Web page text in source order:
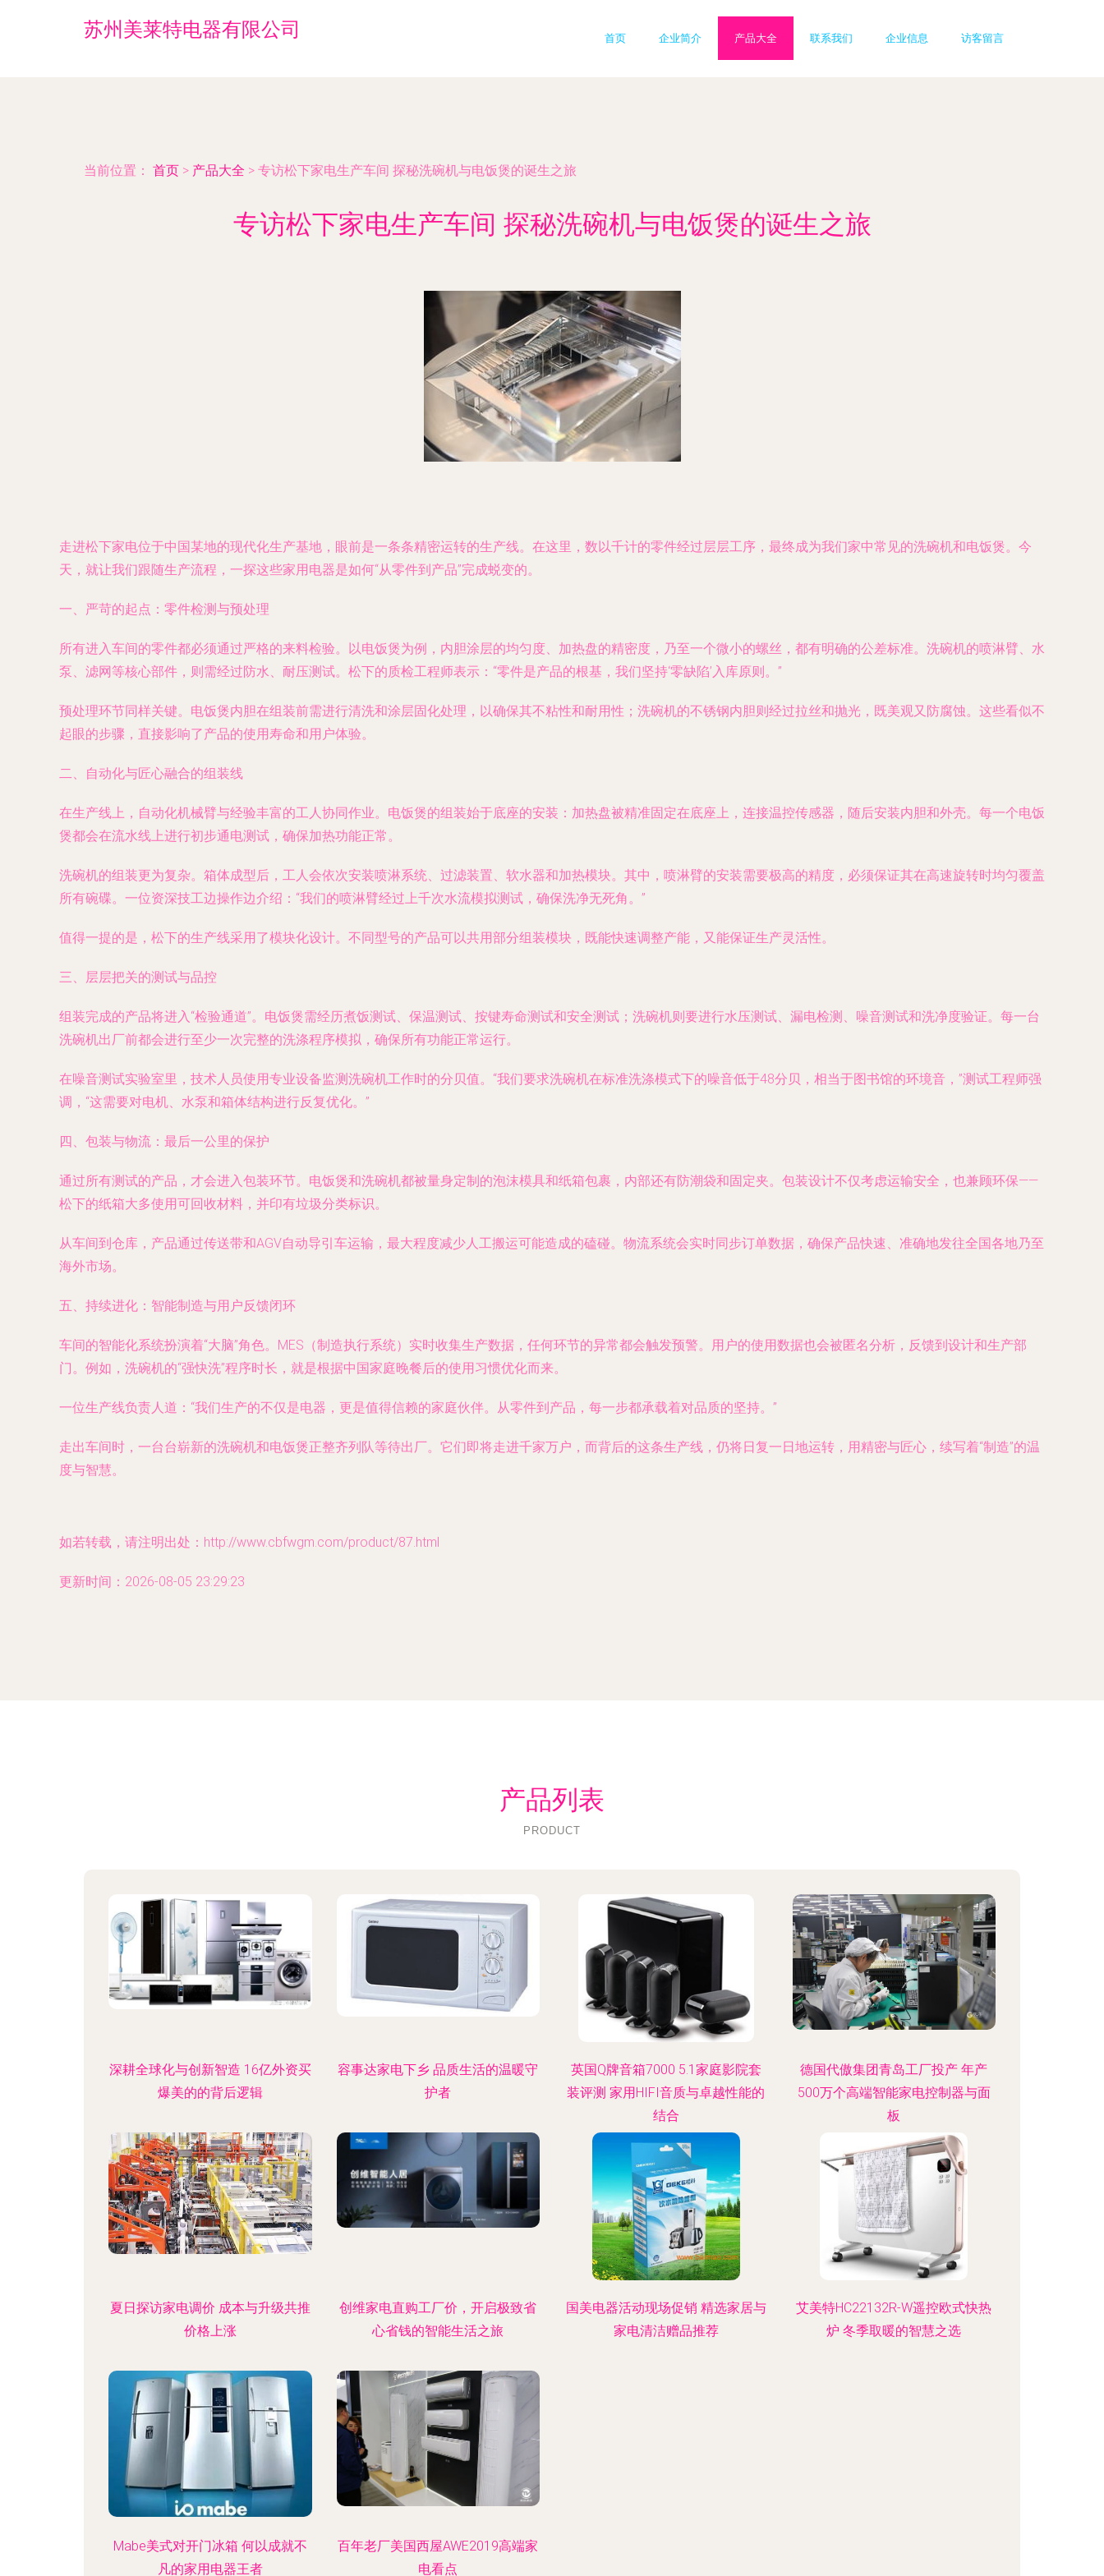
苏州美莱特电器有限公司 首页 企业简介 产品大全 联系我们 企业信息 访客留言
当前位置： 首页 > 产品大全 > 专访松下家电生产车间 探秘洗碗机与电饭煲的诞生之旅
专访松下家电生产车间 探秘洗碗机与电饭煲的诞生之旅
走进松下家电位于中国某地的现代化生产基地，眼前是一条条精密运转的生产线。在这里，数以千计的零件经过层层工序，最终成为我们家中常见的洗碗机和电饭煲。今
天，就让我们跟随生产流程，一探这些家用电器是如何“从零件到产品”完成蜕变的。
一、严苛的起点：零件检测与预处理
所有进入车间的零件都必须通过严格的来料检验。以电饭煲为例，内胆涂层的均匀度、加热盘的精密度，乃至一个微小的螺丝，都有明确的公差标准。洗碗机的喷淋臂、水
泵、滤网等核心部件，则需经过防水、耐压测试。松下的质检工程师表示：“零件是产品的根基，我们坚持‘零缺陷’入库原则。”
预处理环节同样关键。电饭煲内胆在组装前需进行清洗和涂层固化处理，以确保其不粘性和耐用性；洗碗机的不锈钢内胆则经过拉丝和抛光，既美观又防腐蚀。这些看似不
起眼的步骤，直接影响了产品的使用寿命和用户体验。
二、自动化与匠心融合的组装线
在生产线上，自动化机械臂与经验丰富的工人协同作业。电饭煲的组装始于底座的安装：加热盘被精准固定在底座上，连接温控传感器，随后安装内胆和外壳。每一个电饭
煲都会在流水线上进行初步通电测试，确保加热功能正常。
洗碗机的组装更为复杂。箱体成型后，工人会依次安装喷淋系统、过滤装置、软水器和加热模块。其中，喷淋臂的安装需要极高的精度，必须保证其在高速旋转时均匀覆盖
所有碗碟。一位资深技工边操作边介绍：“我们的喷淋臂经过上千次水流模拟测试，确保洗净无死角。”
值得一提的是，松下的生产线采用了模块化设计。不同型号的产品可以共用部分组装模块，既能快速调整产能，又能保证生产灵活性。
三、层层把关的测试与品控
组装完成的产品将进入“检验通道”。电饭煲需经历煮饭测试、保温测试、按键寿命测试和安全测试；洗碗机则要进行水压测试、漏电检测、噪音测试和洗净度验证。每一台
洗碗机出厂前都会进行至少一次完整的洗涤程序模拟，确保所有功能正常运行。
在噪音测试实验室里，技术人员使用专业设备监测洗碗机工作时的分贝值。“我们要求洗碗机在标准洗涤模式下的噪音低于48分贝，相当于图书馆的环境音，”测试工程师强
调，“这需要对电机、水泵和箱体结构进行反复优化。”
四、包装与物流：最后一公里的保护
通过所有测试的产品，才会进入包装环节。电饭煲和洗碗机都被量身定制的泡沫模具和纸箱包裹，内部还有防潮袋和固定夹。包装设计不仅考虑运输安全，也兼顾环保——
松下的纸箱大多使用可回收材料，并印有垃圾分类标识。
从车间到仓库，产品通过传送带和AGV自动导引车运输，最大程度减少人工搬运可能造成的磕碰。物流系统会实时同步订单数据，确保产品快速、准确地发往全国各地乃至
海外市场。
五、持续进化：智能制造与用户反馈闭环
车间的智能化系统扮演着“大脑”角色。MES（制造执行系统）实时收集生产数据，任何环节的异常都会触发预警。用户的使用数据也会被匿名分析，反馈到设计和生产部
门。例如，洗碗机的“强快洗”程序时长，就是根据中国家庭晚餐后的使用习惯优化而来。
一位生产线负责人道：“我们生产的不仅是电器，更是值得信赖的家庭伙伴。从零件到产品，每一步都承载着对品质的坚持。”
走出车间时，一台台崭新的洗碗机和电饭煲正整齐列队等待出厂。它们即将走进千家万户，而背后的这条生产线，仍将日复一日地运转，用精密与匠心，续写着“制造”的温
度与智慧。
如若转载，请注明出处：http://www.cbfwgm.com/product/87.html
更新时间：2026-08-05 23:29:23
产品列表
PRODUCT
深耕全球化与创新智造 16亿外资买
爆美的的背后逻辑
容事达家电下乡 品质生活的温暖守
护者
英国Q牌音箱7000 5.1家庭影院套
装评测 家用HIFI音质与卓越性能的
结合
德国代傲集团青岛工厂投产 年产
500万个高端智能家电控制器与面
板
夏日探访家电调价 成本与升级共推
价格上涨
创维家电直购工厂价，开启极致省
心省钱的智能生活之旅
国美电器活动现场促销 精选家居与
家电清洁赠品推荐
艾美特HC22132R-W遥控欧式快热
炉 冬季取暖的智慧之选
Mabe美式对开门冰箱 何以成就不
凡的家用电器王者
百年老厂美国西屋AWE2019高端家
电看点